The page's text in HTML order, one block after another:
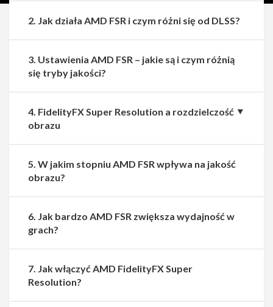
2. Jak działa AMD FSR i czym różni się od DLSS?
3. Ustawienia AMD FSR – jakie są i czym różnią
się tryby jakości?
4. FidelityFX Super Resolution a rozdzielczość
obrazu
5. W jakim stopniu AMD FSR wpływa na jakość
obrazu?
6. Jak bardzo AMD FSR zwiększa wydajność w
grach?
7. Jak włączyć AMD FidelityFX Super
Resolution?